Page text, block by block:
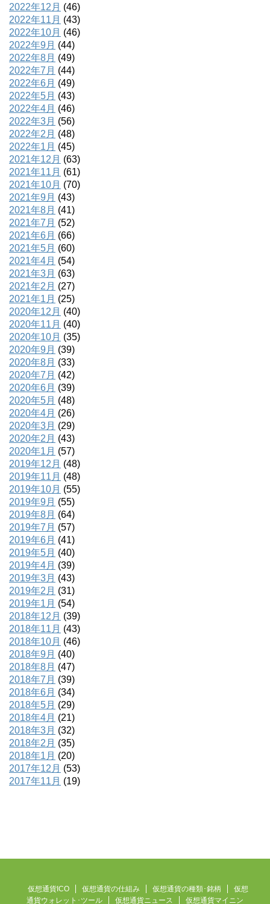
2022年12月 (46)
2022年11月 (43)
2022年10月 (46)
2022年9月 (44)
2022年8月 (49)
2022年7月 (44)
2022年6月 (49)
2022年5月 (43)
2022年4月 (46)
2022年3月 (56)
2022年2月 (48)
2022年1月 (45)
2021年12月 (63)
2021年11月 (61)
2021年10月 (70)
2021年9月 (43)
2021年8月 (41)
2021年7月 (52)
2021年6月 (66)
2021年5月 (60)
2021年4月 (54)
2021年3月 (63)
2021年2月 (27)
2021年1月 (25)
2020年12月 (40)
2020年11月 (40)
2020年10月 (35)
2020年9月 (39)
2020年8月 (33)
2020年7月 (42)
2020年6月 (39)
2020年5月 (48)
2020年4月 (26)
2020年3月 (29)
2020年2月 (43)
2020年1月 (57)
2019年12月 (48)
2019年11月 (48)
2019年10月 (55)
2019年9月 (55)
2019年8月 (64)
2019年7月 (57)
2019年6月 (41)
2019年5月 (40)
2019年4月 (39)
2019年3月 (43)
2019年2月 (31)
2019年1月 (54)
2018年12月 (39)
2018年11月 (43)
2018年10月 (46)
2018年9月 (40)
2018年8月 (47)
2018年7月 (39)
2018年6月 (34)
2018年5月 (29)
2018年4月 (21)
2018年3月 (32)
2018年2月 (35)
2018年1月 (20)
2017年12月 (53)
2017年11月 (19)
仮想通貨ICO 仮想通貨の仕組み 仮想通貨の種類･銘柄
仮想
通貨ウォレット･ツール
仮想通貨ニュース 仮想通貨マイニン